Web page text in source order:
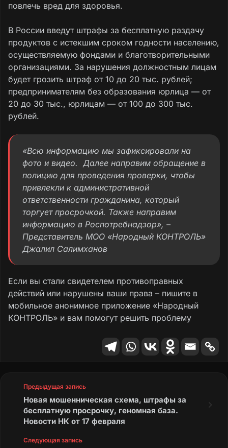
повлечь вред для здоровья.
В России введут штрафы за бесплатную раздачу
продуктов с истекшим сроком годности населению,
осуществляемую фондами и благотворительными
организациями. За нарушения должностным лицам
будет грозить штраф от 10 до 20 тыс. рублей;
предпринимателям без образования юрлица — от
20 до 30 тыс., юрлицам — от 100 до 300 тыс.
рублей.
«Всю информацию мы зафиксировали на
фото и видео. Далее направим обращение в
полицию для проведения проверки, чтобы
привлекли к административной
ответственности гражданина, который
торгует просрочкой. Также направим
информацию в Роспотребнадзор», –
Представитель МОО «Народный КОНТРОЛЬ»
Джалил Салимханов
Если вы стали свидетелем противоправных
действий или нарушены ваши права – пишите в
мобильное анонимное приложение «Народный
КОНТРОЛЬ» и вам помогут решить проблему
Предыдущая запись
Новая мошенническая схема, штрафы за
бесплатную просрочку, геномная база.
Новости НК от 17 февраля
Следующая запись